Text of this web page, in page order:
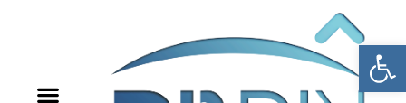
פתח סרגל נגישות